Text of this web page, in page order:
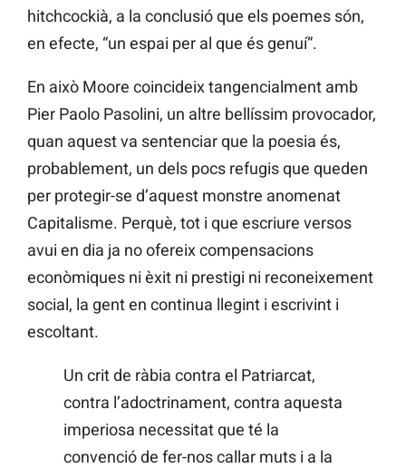
hitchcockià, a la conclusió que els poemes són,
en efecte, “un espai per al que és genuí”.
En això Moore coincideix tangencialment amb
Pier Paolo Pasolini, un altre bellíssim provocador,
quan aquest va sentenciar que la poesia és,
probablement, un dels pocs refugis que queden
per protegir-se d’aquest monstre anomenat
Capitalisme. Perquè, tot i que escriure versos
avui en dia ja no ofereix compensacions
econòmiques ni èxit ni prestigi ni reconeixement
social, la gent en continua llegint i escrivint i
escoltant.
Un crit de ràbia contra el Patriarcat,
contra l’adoctrinament, contra aquesta
imperiosa necessitat que té la
convenció de fer-nos callar muts i a la